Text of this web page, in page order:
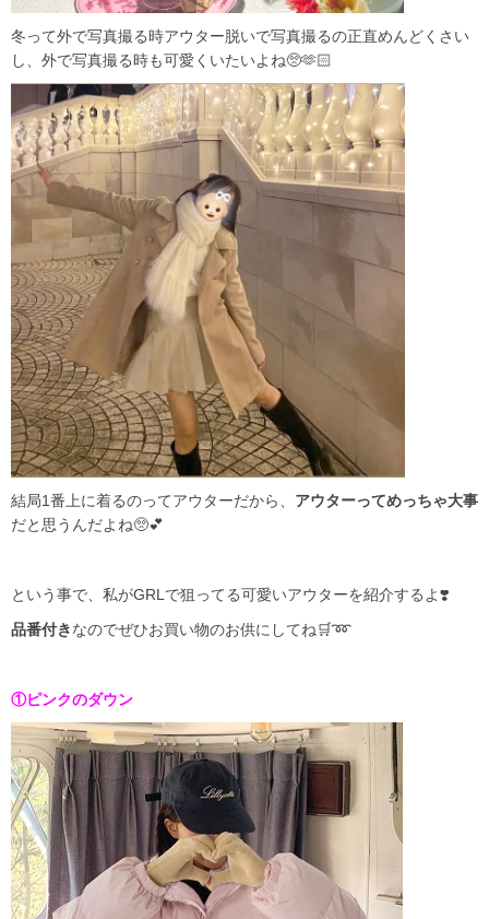
冬って外で写真撮る時アウター脱いで写真撮るの正直めんどくさい
し、外で写真撮る時も可愛くいたいよね🥺🫶🏻
結局1番上に着るのってアウターだから、 アウターってめっちゃ大事
だと思うんだよね🥺💕
という事で、私がGRLで狙ってる可愛いアウターを紹介するよ❣️
品番付きなのでぜひお買い物のお供にしてね🛒➿
①ピンクのダウン